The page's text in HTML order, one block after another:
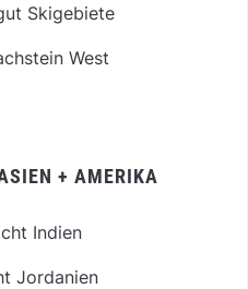
Skigebiete
West
+ AMERIKA
Indien
Jordanien